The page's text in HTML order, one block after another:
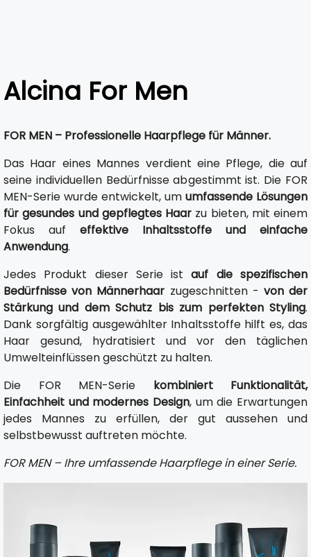
Alcina For Men
FOR MEN – Professionelle Haarpflege für Männer.
Das Haar eines Mannes verdient eine Pflege, die auf
seine individuellen Bedürfnisse abgestimmt ist. Die FOR
MEN-Serie wurde entwickelt, um umfassende Lösungen
für gesundes und gepflegtes Haar zu bieten, mit einem
Fokus auf effektive Inhaltsstoffe und einfache
Anwendung.
Jedes Produkt dieser Serie istauf die spezifischen
Bedürfnisse von Männerhaar zugeschnitten - von der
Stärkung und dem Schutz bis zum perfekten Styling.
Dank sorgfältig ausgewählter Inhaltsstoffe hilft es, das
Haar gesund, hydratisiert und vor den täglichen
Umwelteinflüssen geschützt zu halten.
Die FOR MEN-Serie kombiniert Funktionalität,
Einfachheit und modernes Design, um die Erwartungen
jedes Mannes zu erfüllen, der gut aussehen und
selbstbewusst auftreten möchte.
FOR MEN – Ihre umfassende Haarpflege in einer Serie.